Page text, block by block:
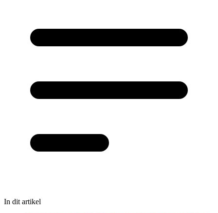
In dit artikel